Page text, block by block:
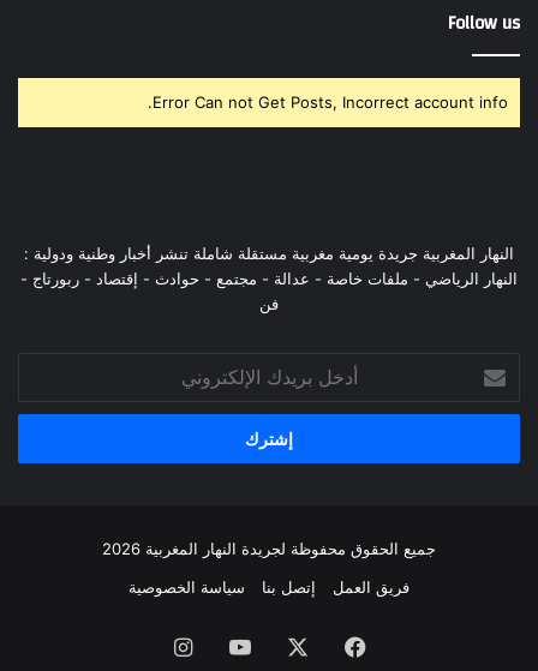
Follow us
Error Can not Get Posts, Incorrect account info.
النهار المغربية جريدة يومية مغربية مستقلة شاملة تنشر أخبار وطنية ودولية :
النهار الرياضي - ملفات خاصة - عدالة - مجتمع - حوادث - إقتصاد - ربورتاج -
فن
بريدك
الإلكتروني
جميع الحقوق محفوظة لجريدة النهار المغربية 2026
فريق العمل
إتصل بنا سياسة الخصوصية
فيسبوك ‫YouTube